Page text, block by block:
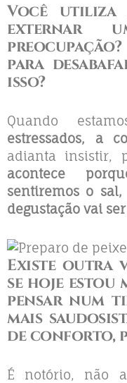
Você utiliza
externar
para
isso?
Quando
estressados, a
adianta insistir,
acontece
sentiremos o
degustação vai
Existe outra
se hoje estou
pensar num
mais
de conforto,
É notório, não